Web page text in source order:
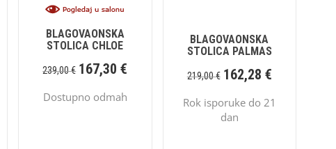
BLAGOVAONSKA
STOLICA CHLOE
239,00€ 167,30€
Dostupno odmah
BLAGOVAONSKA
STOLICA PALMAS
219,00€ 162,28 €
Rok isporuke do 21
dan